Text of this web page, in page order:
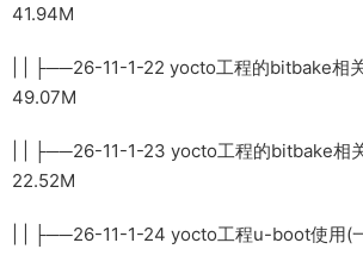
41.94M
| | ├──26-11-1-22 yocto工程的bitbake相
49.07M
| | ├──26-11-1-23 yocto工程的bitbake相
22.52M
| | ├──26-11-1-24 yocto工程u-boot使用(